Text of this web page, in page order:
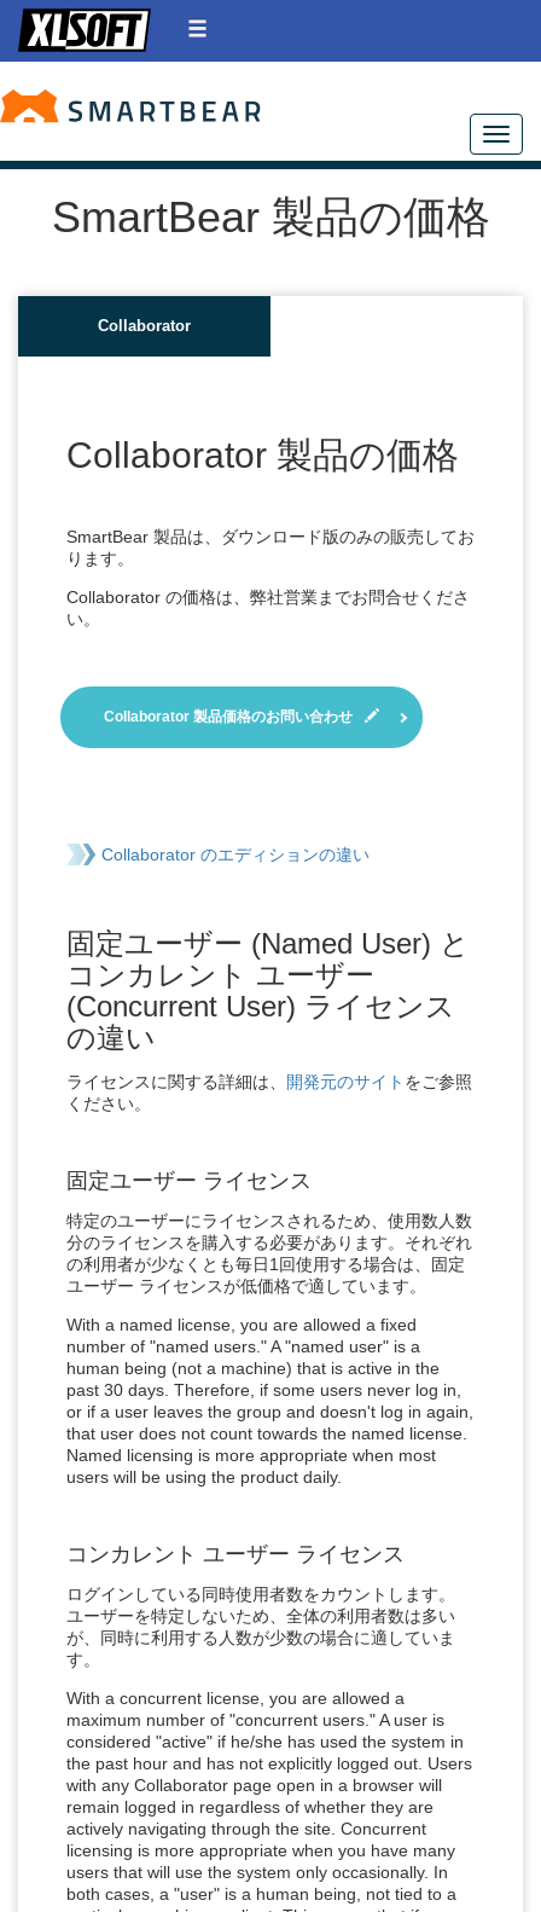
SmartBear 製品の価格
Collaborator
Collaborator 製品の価格
SmartBear 製品は、ダウンロード版のみの販売してお
ります。
Collaborator の価格は、弊社営業までお問合せくださ
い。
Collaborator 製品価格のお問い合わせ
Collaborator のエディションの違い
固定ユーザー (Named User) と
コンカレント ユーザー
(Concurrent User) ライセンス
の違い
ライセンスに関する詳細は、 開発元のサイト をご参照
ください。
固定ユーザー ライセンス
特定のユーザーにライセンスされるため、使用数人数
分のライセンスを購入する必要があります。それぞれ
の利用者が少なくとも毎日1回使用する場合は、固定
ユーザー ライセンスが低価格で適しています。
With a named license, you are allowed a fixed
number of "named users." A "named user" is a
human being (not a machine) that is active in the
past 30 days. Therefore, if some users never log in,
or if a user leaves the group and doesn't log in again,
that user does not count towards the named license.
Named licensing is more appropriate when most
users will be using the product daily.
コンカレント ユーザー ライセンス
ログインしている同時使用者数をカウントします。
ユーザーを特定しないため、全体の利用者数は多い
が、同時に利用する人数が少数の場合に適していま
す。
With a concurrent license, you are allowed a
maximum number of "concurrent users." A user is
considered "active" if he/she has used the system in
the past hour and has not explicitly logged out. Users
with any Collaborator page open in a browser will
remain logged in regardless of whether they are
actively navigating through the site. Concurrent
licensing is more appropriate when you have many
users that will use the system only occasionally. In
both cases, a "user" is a human being, not tied to a